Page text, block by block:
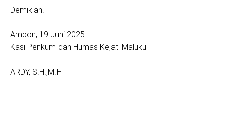
Demikian.
Ambon, 19 Juni 2025
Kasi Penkum dan Humas Kejati Maluku
ARDY, S.H.,M.H